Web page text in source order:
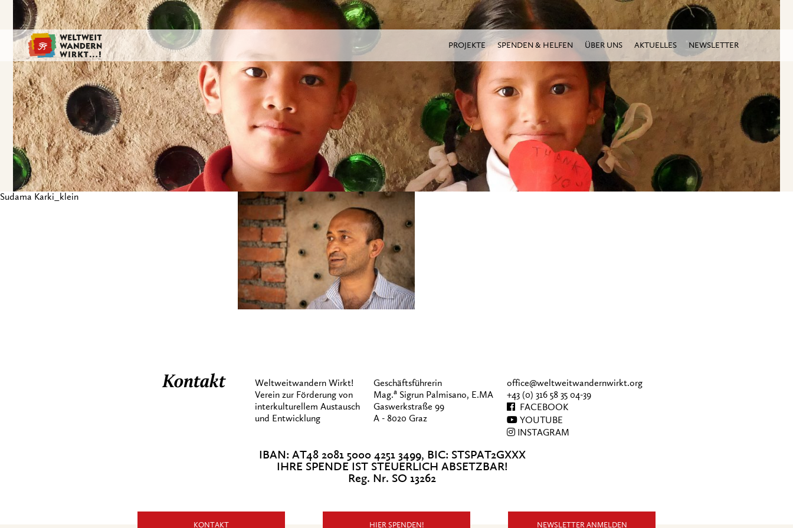
PROJEKTE SPENDEN & HELFEN ÜBER UNS AKTUELLES NEWSLETTER
Sudama Karki_klein
Kontakt
Weltweitwandern Wirkt!
Verein zur Förderung von
interkulturellem Austausch
und Entwicklung
Geschäftsführerin
Mag.a Sigrun Palmisano, E.MA
Gaswerkstraße 99
A - 8020 Graz
office@weltweitwandernwirkt.org
+43 (0) 316 58 35 04-39
FACEBOOK
YOUTUBE
INSTAGRAM
IBAN: AT48 2081 5000 4251 3499, BIC: STSPAT2GXXX
IHRE SPENDE IST STEUERLICH ABSETZBAR!
Reg. Nr. SO 13262
KONTAKT HIER SPENDEN! NEWSLETTER ANMELDEN